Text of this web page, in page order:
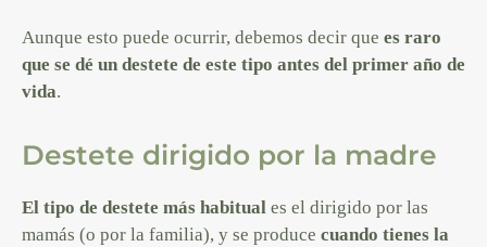
Aunque esto puede ocurrir, debemos decir que es raro
que se dé un destete de este tipo antes del primer año de
vida.
Destete dirigido por la madre
El tipo de destete más habitual es el dirigido por las
mamás (o por la familia), y se produce cuando tienes la